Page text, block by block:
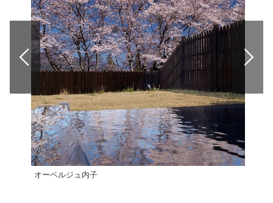
オーベルジュ内子